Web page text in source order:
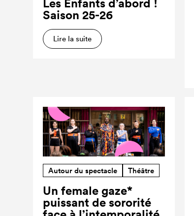
Saison 25-26
Lire la suite
Autour du spectacle Théâtre
Un female gaze*
puissant de sororité